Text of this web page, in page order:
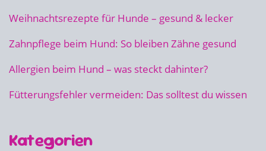
Weihnachtsrezepte für Hunde – gesund & lecker
Zahnpflege beim Hund: So bleiben Zähne gesund
Allergien beim Hund – was steckt dahinter?
Fütterungsfehler vermeiden: Das solltest du wissen
Kategorien